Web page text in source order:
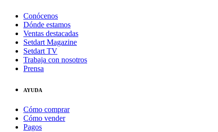
Conócenos
Dónde estamos
Ventas destacadas
Setdart Magazine
Setdart TV
Trabaja con nosotros
Prensa
AYUDA
Cómo comprar
Cómo vender
Pagos